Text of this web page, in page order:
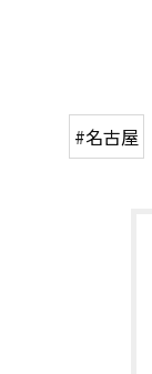
#名古屋